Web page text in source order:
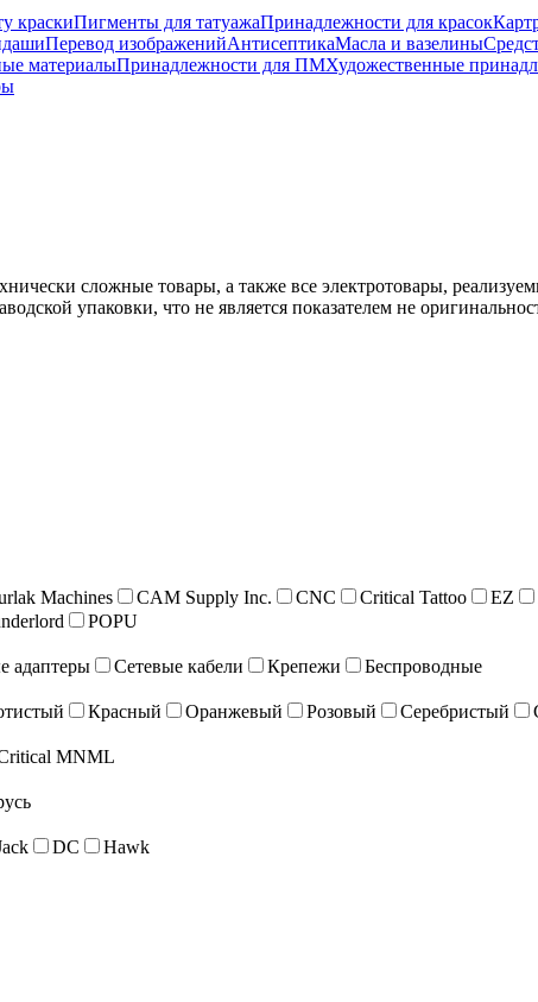
краскиПигменты для татуажаПринадлежности для красок
Перевод изображенийАнтисептикаМасла и вазелины
материалыПринадлежности для ПМХудожественные
сложные товары, а также все электротовары,
упаковки, что не является показателем не
Machines CAM Supply Inc. CNC Critical Tattoo EZ
POPU
адаптеры Сетевые кабели Крепежи
Беспроводные
Красный Оранжевый Розовый Серебристый
MNML
DC
Hawk